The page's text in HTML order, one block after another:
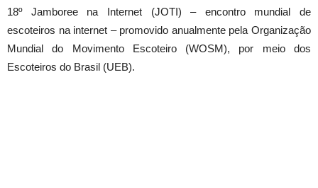
18º Jamboree na Internet (JOTI) – encontro mundial de
escoteiros na internet – promovido anualmente pela Organização
Mundial do Movimento Escoteiro (WOSM), por meio dos
Escoteiros do Brasil (UEB).